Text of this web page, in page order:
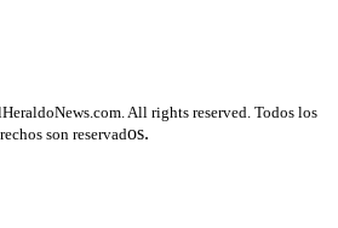
All rights reserved. Todos los
son reservados.